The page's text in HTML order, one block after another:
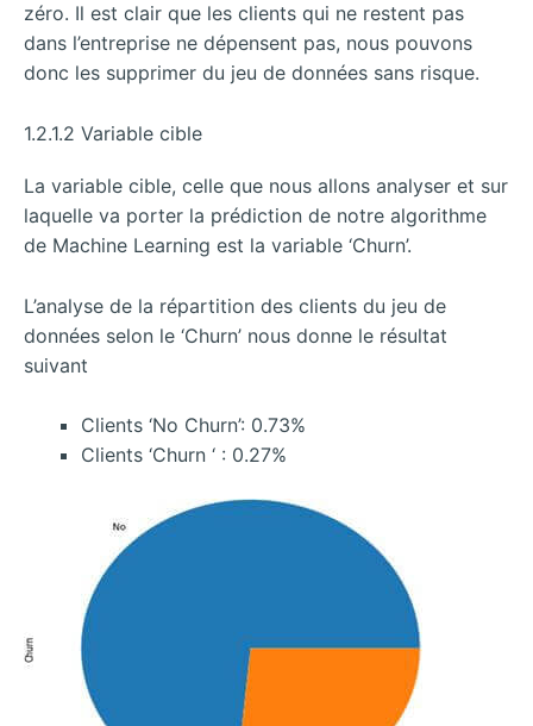
zéro. Il est clair que les clients qui ne restent pas
dans l’entreprise ne dépensent pas, nous pouvons
donc les supprimer du jeu de données sans risque.
1.2.1.2 Variable cible
La variable cible, celle que nous allons analyser et sur
laquelle va porter la prédiction de notre algorithme
de Machine Learning est la variable ‘Churn’.
L’analyse de la répartition des clients du jeu de
données selon le ‘Churn’ nous donne le résultat
suivant
Clients ‘No Churn’: 0.73%
Clients ‘Churn ‘ : 0.27%